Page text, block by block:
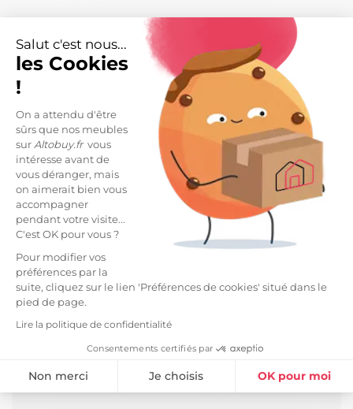
Salut c'est nous...
les Cookies
!
On a attendu d'être
sûrs que nos meubles
surAltobuy.frvous
intéresse avant de
vous déranger, mais
on aimerait bien vous
accompagner
pendant votre visite...
C'est OK pour vous ?
Pour modifier vos
préférences par la
suite, cliquez sur le lien 'Préférences de cookies' situé dans le
pied de page.
Lire la politique de confidentialité
Consentements certifiés par
Non merci Je choisis OK pour moi
Caractéristiques
Livraisons et retours arrow_drop_down
DESCRIPTION
Parure housse de couette 240x220cm + 2 taies
100% coton verveine - VITALIA. Offrez-vous des
nuits douces et confortables avec cette parure
en pur coton pour une sensation agréable sur la
peau tout en garantissant une excellente
durabilité. Elle habille votre lit et donne à votre
chambre un caractère qui vous ressemble.
Finition : housse de couette boutons pression et
taie sac.
supérieure grâce à son tissage ultra serré (57
fils/cm²) constitué de fils de coton peigné.